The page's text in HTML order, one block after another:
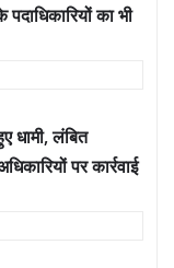
का भी
धामी, लंबित
पर कार्रवाई